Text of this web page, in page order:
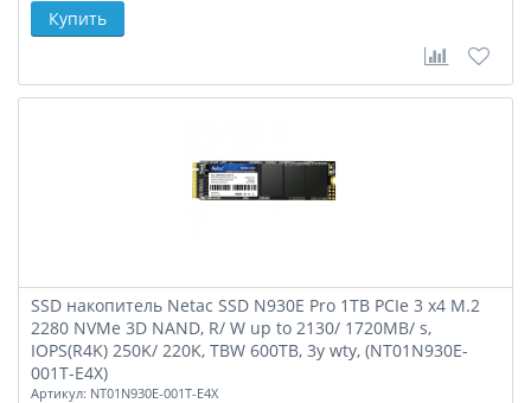
В В
SSD накопитель Netac SSD N930E Pro 1TB PCIe 3 x4 M.2
2280 NVMe 3D NAND, R/ W up to 2130/ 1720MB/ s,
IOPS(R4K) 250K/ 220K, TBW 600TB, 3y wty, (NT01N930E-
001T-E4X)
Артикул: NT01N930E-001T-E4X